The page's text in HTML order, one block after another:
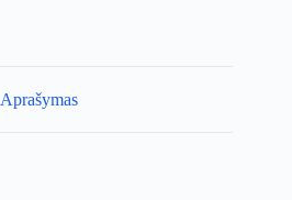
Aprašymas